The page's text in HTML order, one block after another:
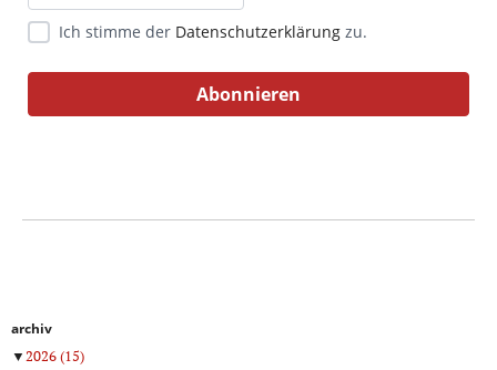
Ich stimme der Datenschutzerklärung zu.
archiv
▼2026(15)